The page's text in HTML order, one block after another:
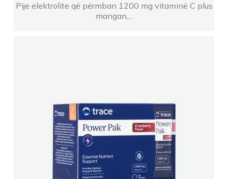
Pije elektrolite që përmban 1200 mg vitaminë C plus
mangan,...